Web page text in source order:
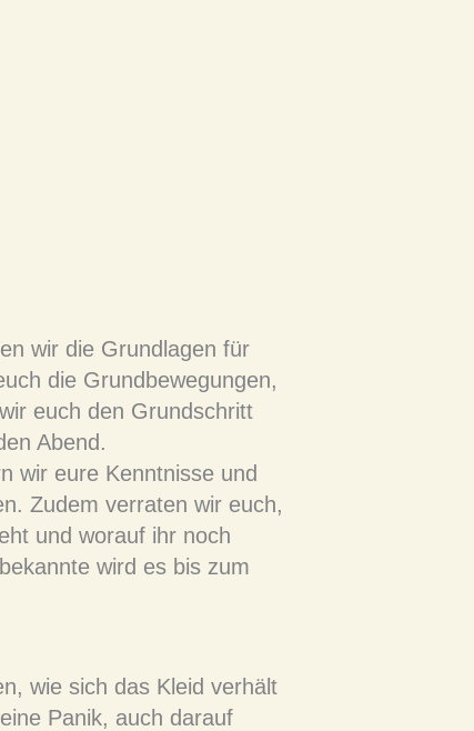
wir die Grundlagen für
die Grundbewegungen,
euch den Grundschritt
Abend.
wir eure Kenntnisse und
Zudem verraten wir euch,
und worauf ihr noch
wird es bis zum
wie sich das Kleid verhält
Panik, auch darauf